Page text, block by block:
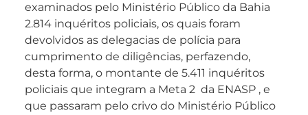
examinados pelo Ministério Público da Bahia
2.814 inquéritos policiais, os quais foram
devolvidos as delegacias de polícia para
cumprimento de diligências, perfazendo,
desta forma, o montante de 5.411 inquéritos
policiais que integram a Meta 2 da ENASP , e
que passaram pelo crivo do Ministério Público